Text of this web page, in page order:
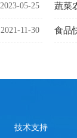
2023-05-25 蔬菜
2021-11-30 食品
技术支持